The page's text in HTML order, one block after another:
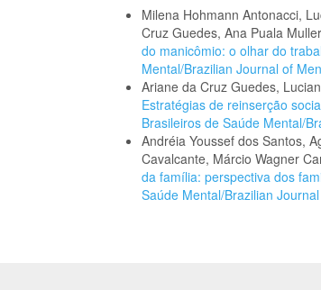
Milena Hohmann Antonacci,
Cruz Guedes, Ana Puala
do manicômio: o olhar do
Mental/Brazilian Journal of
Ariane da Cruz Guedes,
Estratégias de reinserção
Brasileiros de Saúde Mental/
Andréia Youssef dos Santos,
Cavalcante, Márcio Wagner
da família: perspectiva dos
Saúde Mental/Brazilian